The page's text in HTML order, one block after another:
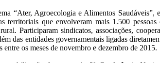
“Ater, Agroecologia e Alimentos Saudáveis”,
territoriais que envolveram mais 1.500
Participaram sindicatos, associações,
das entidades governamentais ligadas
entre os meses de novembro e dezembro de 2015.